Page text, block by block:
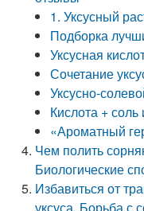
1. Уксусный
Подборка
Уксусная
Сочетание
Уксусно-
Кислота +
«Ароматный
Чем полить
Биологические
Избавиться от